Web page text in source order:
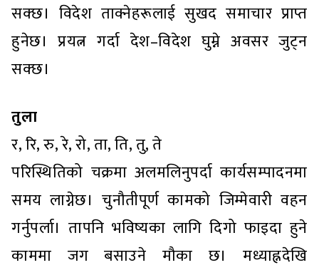
सक्छ। विदेश ताक्नेहरूलाई सुखद समाचार प्राप्त
हुनेछ। प्रयत्न गर्दा देश–विदेश घुम्ने अवसर जुट्न
सक्छ।
तुला
र, रि, रु, रे, रो, ता, ति, तु, ते
परिस्थितिको चक्रमा अलमलिनुपर्दा कार्यसम्पादनमा
समय लाग्नेछ। चुनौतीपूर्ण कामको जिम्मेवारी वहन
गर्नुपर्ला। तापनि भविष्यका लागि दिगो फाइदा हुने
काममा जग बसाउने मौका छ। मध्याह्नदेखि